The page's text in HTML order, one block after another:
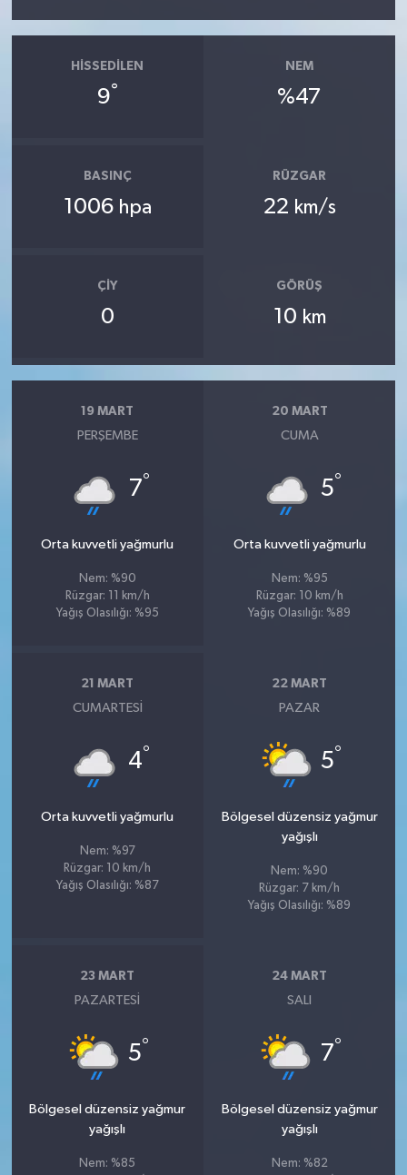
HISSEDILEN
9°
NEM
%47
BASINÇ
1006 hpa
RÜZGAR
22 km/s
ÇIY
0
GÖRÜŞ
10 km
19 MART
PERŞEMBE
7°
Orta kuvvetli yağmurlu
Nem: %90
Rüzgar: 11 km/h
Yağış Olasılığı: %95
20 MART
CUMA
5°
Orta kuvvetli yağmurlu
Nem: %95
Rüzgar: 10 km/h
Yağış Olasılığı: %89
21 MART
CUMARTESI
4°
Orta kuvvetli yağmurlu
Nem: %97
Rüzgar: 10 km/h
Yağış Olasılığı: %87
22 MART
PAZAR
5°
Bölgesel düzensiz yağmur
yağışlı
Nem: %90
Rüzgar: 7 km/h
Yağış Olasılığı: %89
23 MART
PAZARTESI
5°
Bölgesel düzensiz yağmur
yağışlı
Nem: %85
24 MART
SALI
7°
Bölgesel düzensiz yağmur
yağışlı
Nem: %82